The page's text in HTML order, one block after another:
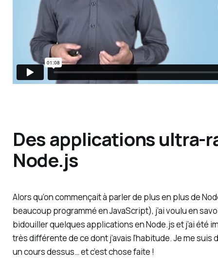
Des applications ultra-
Node.js
Alors qu’on commençait à parler de plus en plus de
beaucoup programmé en JavaScript), j’ai voulu en
bidouiller quelques applications en Node.js et j’ai été
très différente de ce dont j’avais l’habitude. Je me
un cours dessus… et c’est chose faite !